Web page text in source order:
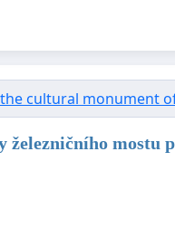
cultural monument
mostu